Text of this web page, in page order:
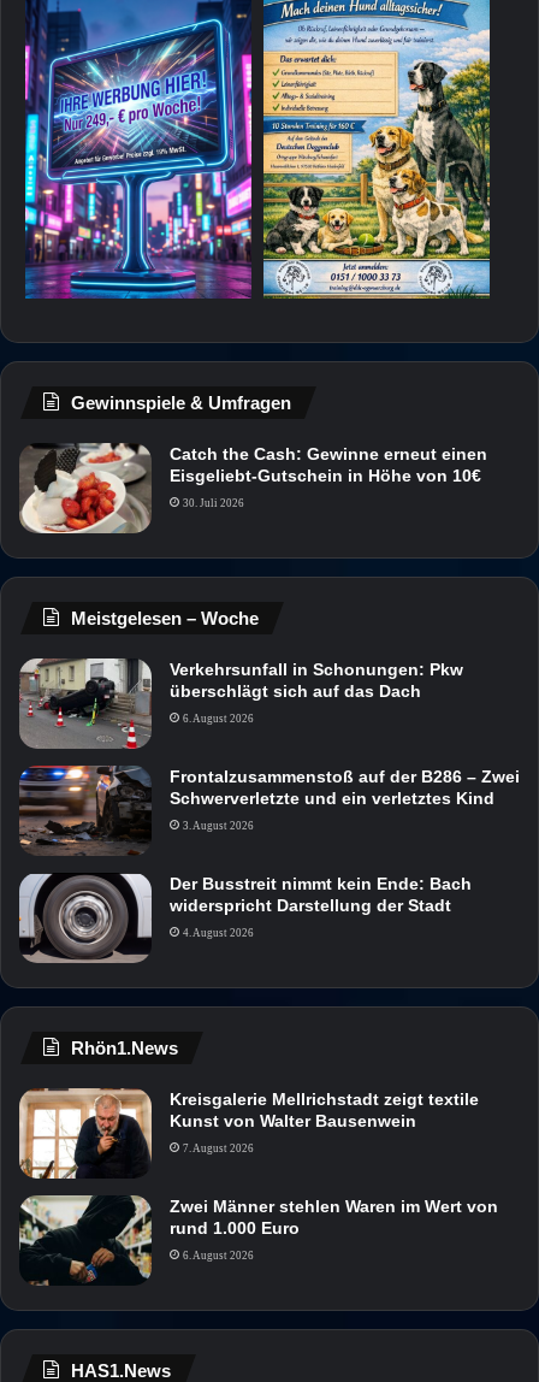
Gewinnspiele & Umfragen
Catch the Cash: Gewinne erneut einen
Eisgeliebt-Gutschein in Höhe von 10€
30. Juli 2026
Meistgelesen – Woche
Verkehrsunfall in Schonungen: Pkw
überschlägt sich auf das Dach
6. August 2026
Frontalzusammenstoß auf der B286 – Zwei
Schwerverletzte und ein verletztes Kind
3. August 2026
Der Busstreit nimmt kein Ende: Bach
widerspricht Darstellung der Stadt
4. August 2026
Rhön1.News
Kreisgalerie Mellrichstadt zeigt textile
Kunst von Walter Bausenwein
7. August 2026
Zwei Männer stehlen Waren im Wert von
rund 1.000 Euro
6. August 2026
HAS1.News